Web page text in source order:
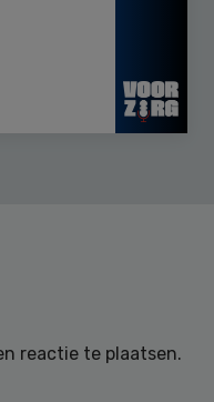
reactie te plaatsen.